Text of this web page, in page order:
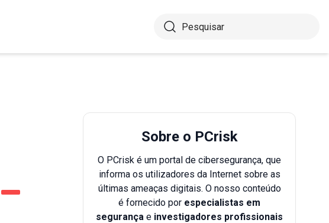
Sobre o PCrisk
O PCrisk é um portal de cibersegurança, que
informa os utilizadores da Internet sobre as
últimas ameaças digitais. O nosso conteúdo
é fornecido por especialistas em
segurança e investigadores profissionais